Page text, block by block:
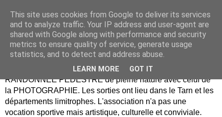
Association Rando Photo
Tarn
Notre association propose de combiner le plaisir de la
RANDONNÉE PÉDESTRE de pleine nature avec celui de
la PHOTOGRAPHIE. Les sorties ont lieu dans le Tarn et les
départements limitrophes. L'association n'a pas une
vocation sportive mais artistique, culturelle et conviviale.
This site uses cookies from Google to deliver its services
and to analyze traffic. Your IP address and user-agent are
shared with Google along with performance and security
metrics to ensure quality of service, generate usage
statistics, and to detect and address abuse.
LEARN MORE GOT IT